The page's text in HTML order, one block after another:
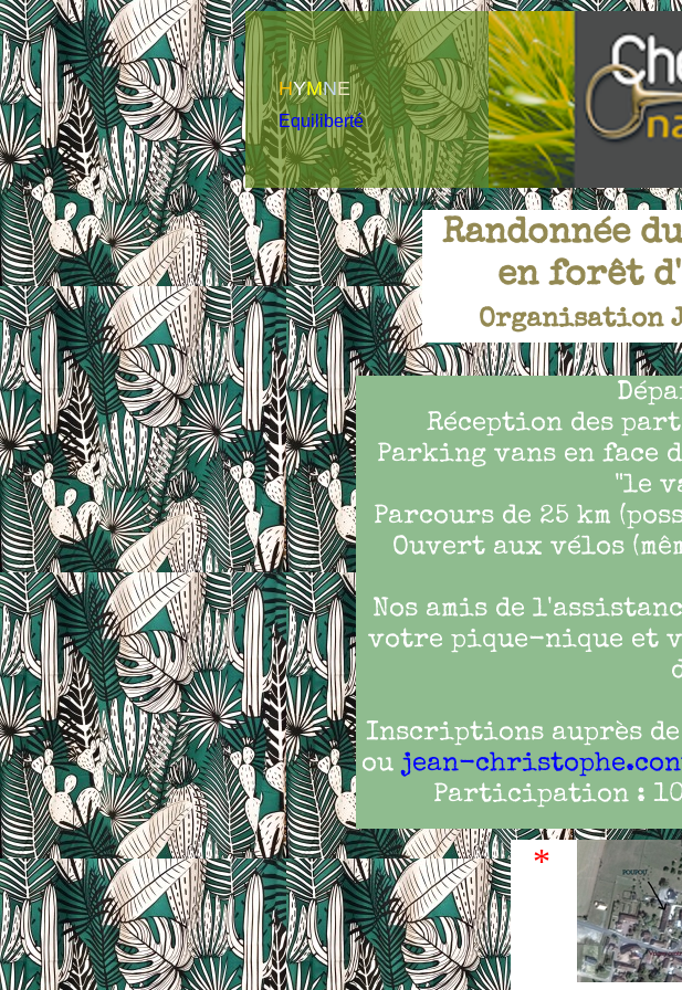
HYMNE
Equiliberté
Randonnée
en
Organisation
Réception des
Parking vans en face
"le
Parcours de 25 km
Ouvert aux vélos
Nos amis de
votre pique-nique et
Inscriptions auprès de
ou jean-
Participation :
*